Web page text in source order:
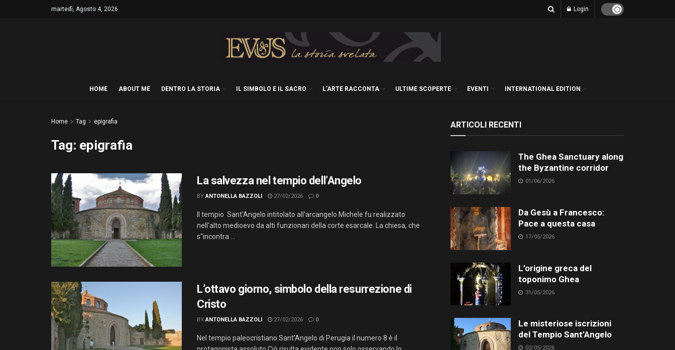
martedì, Agosto 4, 2026 Login
HOME ABOUT ME DENTRO LA STORIA IL SIMBOLO E IL SACRO L’ARTE RACCONTA ULTIME SCOPERTE EVENTI INTERNATIONAL EDITION
Home Tag epigrafia
Tag: epigrafia
La salvezza nel tempio dell’Angelo
BY ANTONELLA BAZZOLI 27/02/2026 0
Il tempio Sant'Angelo intitolato all'arcangelo Michele fu realizzato
nell'alto medioevo da alti funzionari della corte esarcale. La chiesa, che
s''incontra ...
L’ottavo giorno, simbolo della resurrezione di
Cristo
BY ANTONELLA BAZZOLI 27/02/2026 0
Nel tempio paleocristiano Sant'Angelo di Perugia il numero 8 è il
ARTICOLI RECENTI
The Ghea Sanctuary along
the Byzantine corridor
01/06/2026
Da Gesù a Francesco:
Pace a questa casa
17/05/2026
L’origine greca del
toponimo Ghea
31/05/2026
Le misteriose iscrizioni
del Tempio Sant’Angelo
02/05/2026